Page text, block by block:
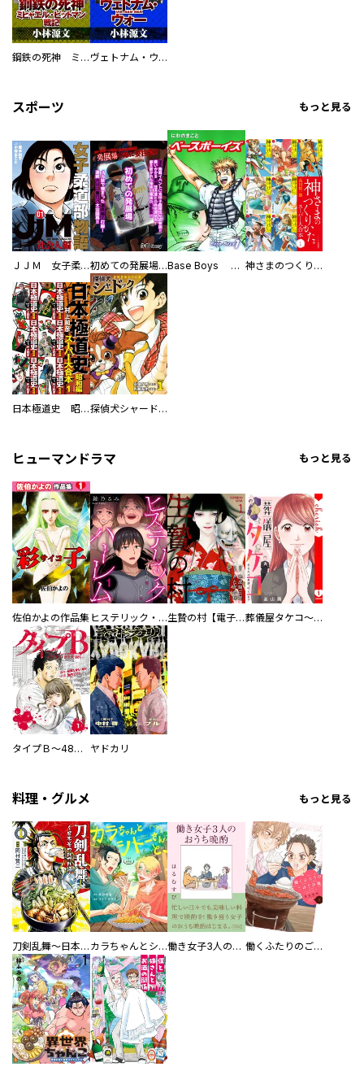
鋼鉄の死神 ミヒャエル・ビットマン戦記 ヴェトナム・ウォー VIETNAM WAR
スポーツ もっと見る
ＪＪＭ 女子柔道部物語 社会人編 初めての発展場 【白抜き修正版】 Base Boys 新装版 神さまのつくりかた。スーパー大合本
日本極道史 昭和編 スーパー大合本 探偵犬シャードック（新装版）
ヒューマンドラマ もっと見る
佐伯かよの作品集 ヒステリック・ハーレム～搾られる男と堕ちる女～【電子単行本版】 生贄の村【電子単行本版】 葬儀屋タケコ～あなたの最期、叶えます【電子単行本版】
タイプＢ～48時間後、致死率100％～【単話】 ヤドカリ
料理・グルメ もっと見る
刀剣乱舞～日本号つれづれ酒～ カラちゃんとシトーさんと、 【分冊版】 働き女子3人のおうち晩酌 働くふたりのごほうび飯